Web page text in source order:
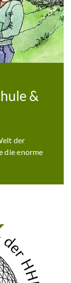
&
der
die enorme